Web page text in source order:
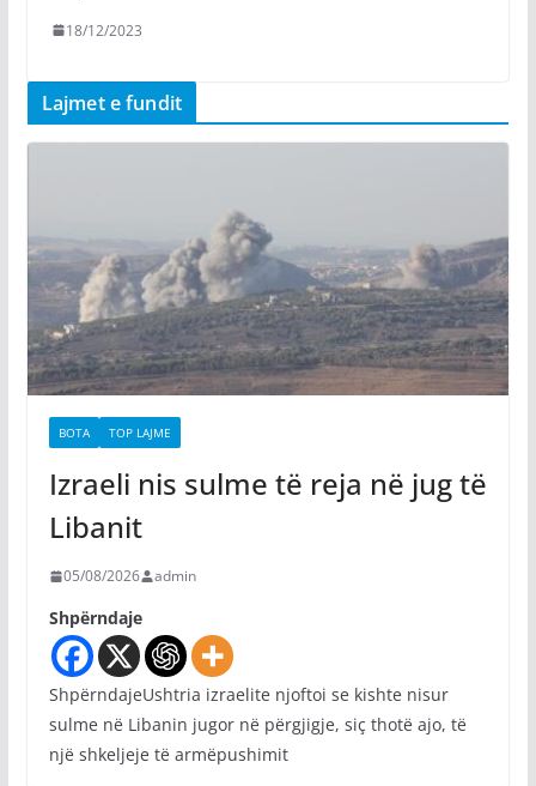
18/12/2023
Lajmet e fundit
BOTA TOP LAJME
Izraeli nis sulme të reja në jug të
Libanit
05/08/2026 admin
Shpërndaje
ShpërndajeUshtria izraelite njoftoi se kishte nisur
sulme në Libanin jugor në përgjigje, siç thotë ajo, të
një shkeljeje të armëpushimit